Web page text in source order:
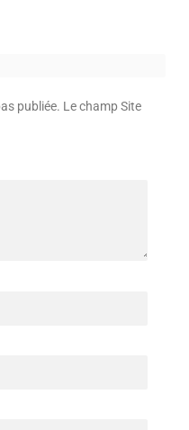
publiée. Le champ Site